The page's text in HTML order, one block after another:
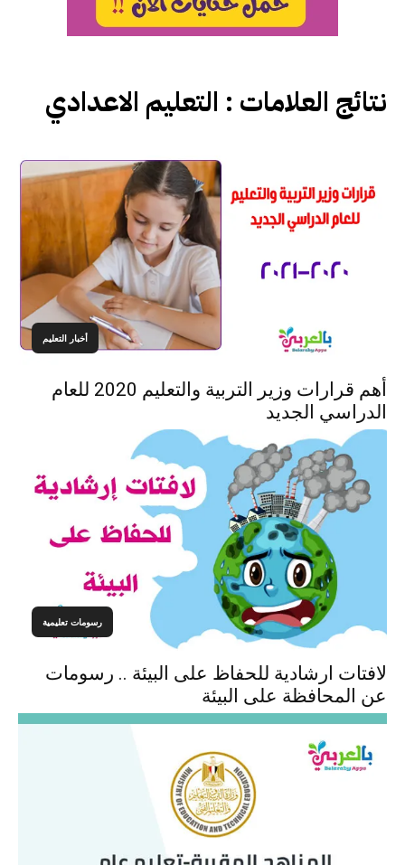
نتائج العلامات : التعليم الاعدادي
أخبار التعليم
أهم قرارات وزير التربية والتعليم 2020 للعام
الدراسي الجديد
رسومات تعليمية
لافتات ارشادية للحفاظ على البيئة .. رسومات
عن المحافظة على البيئة